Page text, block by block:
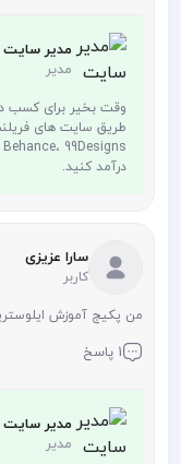
مدیر سایت
مدیر
وقت بخیر برای کسب
درآمد کنید.
سارا عزیزی
کاربر
من پکیج آموزش
1 پاسخ
مدیر سایت
مدیر